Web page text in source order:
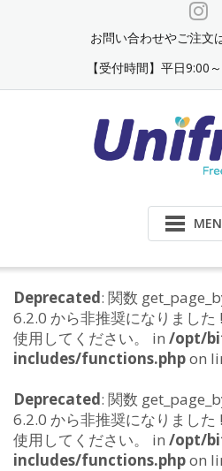
お問い合わせやご注文
【受付時間】平日9:00
Deprecated: 関数
6.2.0 から非推奨になりました
使用してください。 in /opt/
includes/functions.phpon
Deprecated: 関数
6.2.0 から非推奨になりました
使用してください。 in /opt/
includes/functions.phpon